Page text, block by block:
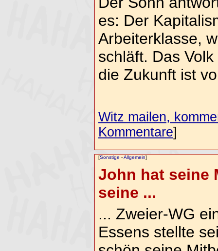
es: Der
Arbeiterklasse,
schläft. Das
die Zukunft ist
Witz mailen,
Kommentare]
[Sonstige -Allgemein]
John hat seine
seine ...
... Zweier-WG
Essens stellte